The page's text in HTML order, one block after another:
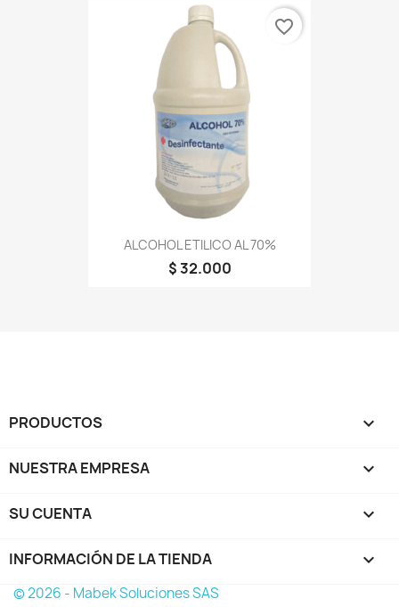
ALCOHOL ETILICO AL 70%
$ 32.000
favorite_border
PRODUCTOS 
NUESTRA EMPRESA 
SU CUENTA 
INFORMACIÓN DE LA TIENDA keyboard_arrow_down
© 2026 - Mabek Soluciones SAS